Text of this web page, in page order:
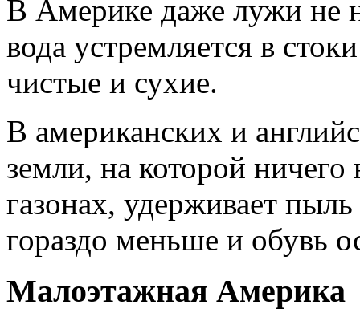
В Америке даже лужи не
вода устремляется в
чистые и сухие.
В американских и
земли, на которой ничего
газонах, удерживает
гораздо меньше и обувь
Малоэтажная Америка